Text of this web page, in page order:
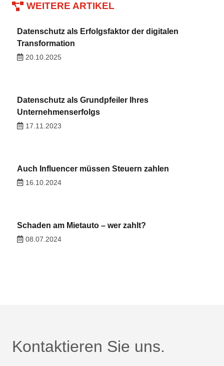
WEITERE ARTIKEL
Datenschutz als Erfolgsfaktor der digitalen
Transformation
20.10.2025
Datenschutz als Grundpfeiler Ihres
Unternehmenserfolgs
17.11.2023
Auch Influencer müssen Steuern zahlen
16.10.2024
Schaden am Mietauto – wer zahlt?
08.07.2024
Kontaktieren Sie uns.